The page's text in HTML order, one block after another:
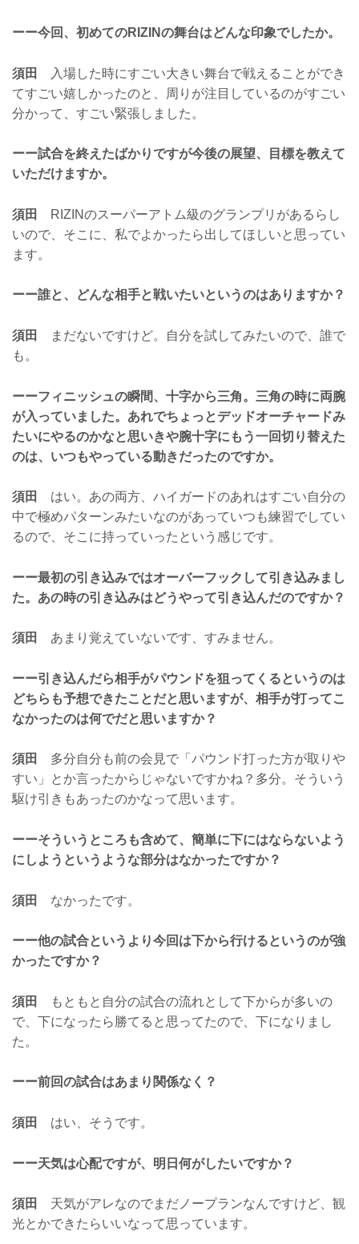
ーー今回、初めてのRIZINの舞台はどんな印象でしたか。
須田
入場した時にすごい大きい舞台で戦えることができ
てすごい嬉しかったのと、周りが注目しているのがすごい
分かって、すごい緊張しました。
ーー試合を終えたばかりですが今後の展望、目標を教えて
いただけますか。
須田
RIZINのスーパーアトム級のグランプリがあるらし
いので、そこに、私でよかったら出してほしいと思ってい
ます。
ーー誰と、どんな相手と戦いたいというのはありますか？
須田
まだないですけど。自分を試してみたいので、誰で
も。
ーーフィニッシュの瞬間、十字から三角。三角の時に両腕
が入っていました。あれでちょっとデッドオーチャードみ
たいにやるのかなと思いきや腕十字にもう一回切り替えた
のは、いつもやっている動きだったのですか。
須田
はい。あの両方、ハイガードのあれはすごい自分の
中で極めパターンみたいなのがあっていつも練習でしてい
るので、そこに持っていったという感じです。
ーー最初の引き込みではオーバーフックして引き込みまし
た。あの時の引き込みはどうやって引き込んだのですか？
須田 あまり覚えていないです、すみません。
ーー引き込んだら相手がパウンドを狙ってくるというのは
どちらも予想できたことだと思いますが、相手が打ってこ
なかったのは何でだと思いますか？
須田
多分自分も前の会見で「パウンド打った方が取りや
すい」とか言ったからじゃないですかね？多分。そういう
駆け引きもあったのかなって思います。
ーーそういうところも含めて、簡単に下にはならないよう
にしようというような部分はなかったですか？
須田 なかったです。
ーー他の試合というより今回は下から行けるというのが強
かったですか？
須田
もともと自分の試合の流れとして下からが多いの
で、下になったら勝てると思ってたので、下になりまし
た。
ーー前回の試合はあまり関係なく？
須田 はい、そうです。
ーー天気は心配ですが、明日何がしたいですか？
須田
天気がアレなのでまだノープランなんですけど、観
光とかできたらいいなって思っています。